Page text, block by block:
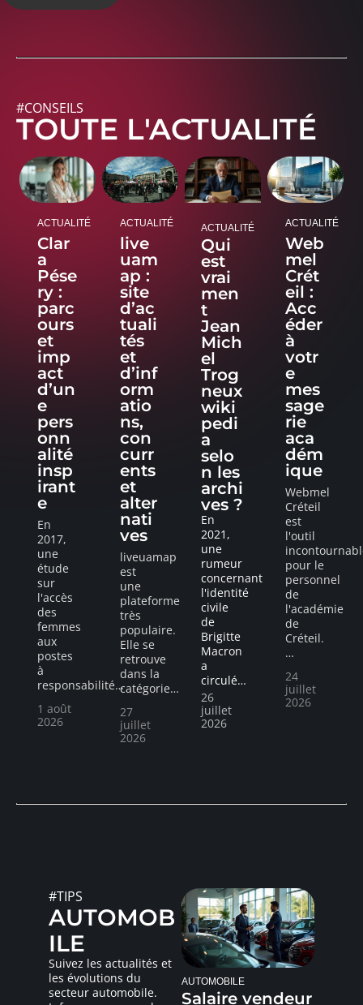
#CONSEILS
TOUTE L'ACTUALITÉ
ACTUALITÉ
Clar
a
Pése
ry :
parc
ours
et
imp
act
d’un
e
pers
onn
alité
insp
irant
e
En
2017,
une
étude
sur
l'accès
des
femmes
aux
postes
à
responsabilité…
1 août
2026
ACTUALITÉ
live
uam
ap :
site
d’ac
tuali
tés
et
d’inf
orm
atio
ns,
con
curr
ents
et
alter
nati
ves
liveuamap
est
une
plateforme
très
populaire.
Elle se
retrouve
dans la
catégorie…
27
juillet
2026
ACTUALITÉ
Qui
est
vrai
men
t
Jean
Mich
el
Trog
neux
wiki
pedi
a
selo
n les
archi
ves ?
En
2021,
une
rumeur
concernant
l'identité
civile
de
Brigitte
Macron
a
circulé…
26
juillet
2026
ACTUALITÉ
Web
mel
Crét
eil :
Acc
éder
à
votr
e
mes
sage
rie
aca
dém
ique
Webmel
Créteil
est
l'outil
pour le
personnel
de
l'académie
de
Créteil.
…
24
juillet
2026
#TIPS
AUTOMOB
ILE
Suivez les actualités et
les évolutions du
secteur automobile.
AUTOMOBILE
Salaire vendeur